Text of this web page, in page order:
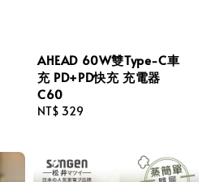
AHEAD 60W雙Type-C車
充 PD+PD快充 充電器
C60
Regular
NT$ 329